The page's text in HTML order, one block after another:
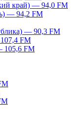
край) — 94,0 FM
— 94,2 FM
— 90,3 FM
FM
105,6 FM